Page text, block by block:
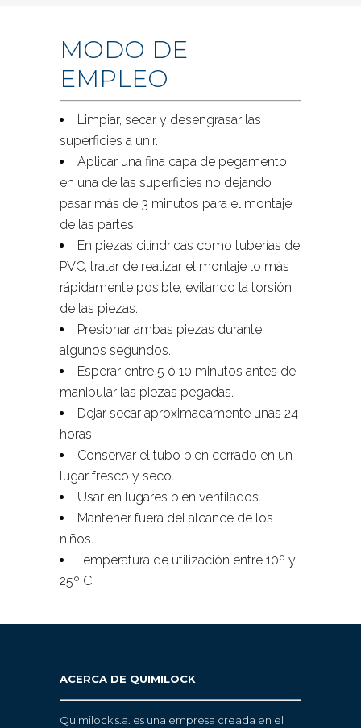
MODO DE
EMPLEO
Limpiar, secar y desengrasar las
superficies a unir.
Aplicar una fina capa de pegamento
en una de las superficies no dejando
pasar más de 3 minutos para el montaje
de las partes.
En piezas cilíndricas como tuberías de
PVC, tratar de realizar el montaje lo más
rápidamente posible, evitando la torsión
de las piezas.
Presionar ambas piezas durante
algunos segundos.
Esperar entre 5 ó 10 minutos antes de
manipular las piezas pegadas.
Dejar secar aproximadamente unas 24
horas
Conservar el tubo bien cerrado en un
lugar fresco y seco.
Usar en lugares bien ventilados.
Mantener fuera del alcance de los
niños.
Temperatura de utilización entre 10º y
25º C.
ACERCA DE QUIMILOCK
Quimilock s.a. es una empresa creada en el